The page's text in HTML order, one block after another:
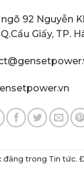
ngõ 92 Nguyễn
Giấy, TP.
đăng trong Tin tức.